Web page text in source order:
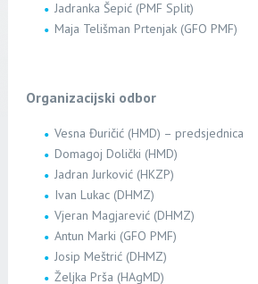
Jadranka Šepić (PMF Split)
Maja Telišman Prtenjak (GFO PMF)
Organizacijski odbor
Vesna Đuričić (HMD) – predsjednica
Domagoj Dolički (HMD)
Jadran Jurković (HKZP)
Ivan Lukac (DHMZ)
Vjeran Magjarević (DHMZ)
Antun Marki (GFO PMF)
Josip Meštrić (DHMZ)
Željka Prša (HAgMD)